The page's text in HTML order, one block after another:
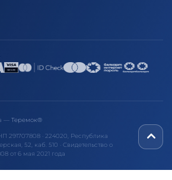
— Теремок®
· 224020, Республика
52, каб. 510 · Свидетельство о
от 6 мая 2021 года